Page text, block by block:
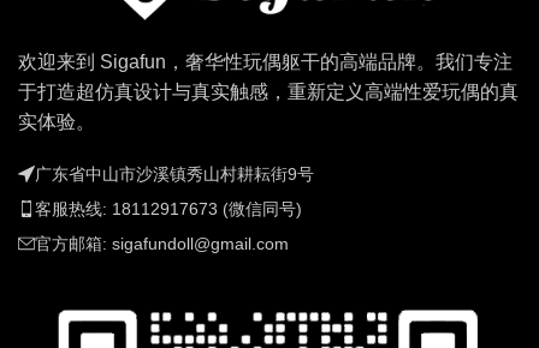
欢迎来到 Sigafun，奢华性玩偶躯干的高端品牌。我们专注
于打造超仿真设计与真实触感，重新定义高端性爱玩偶的真
实体验。
广东省中山市沙溪镇秀山村耕耘街9号
客服热线: 18112917673 (微信同号)
官方邮箱: sigafundoll@gmail.com